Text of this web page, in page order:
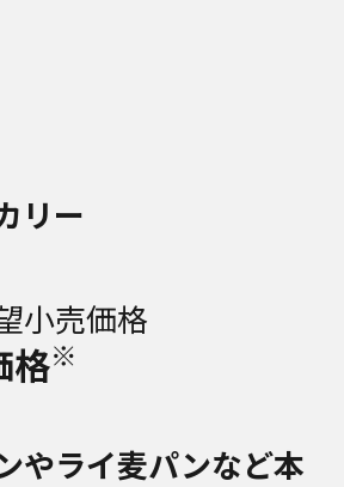
リー
小売価格
格※
やライ麦パンなど本